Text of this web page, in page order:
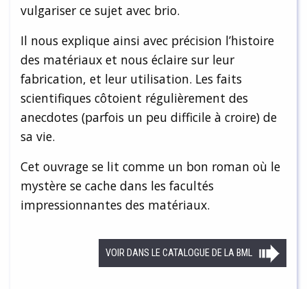
vulgariser ce sujet avec brio.
Il nous explique ainsi avec précision l’histoire
des matériaux et nous éclaire sur leur
fabrication, et leur utilisation. Les faits
scientifiques côtoient régulièrement des
anecdotes (parfois un peu difficile à croire) de
sa vie.
Cet ouvrage se lit comme un bon roman où le
mystère se cache dans les facultés
impressionnantes des matériaux.
VOIR DANS LE CATALOGUE DE LA BML